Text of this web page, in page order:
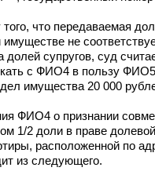
того, что передаваемая
не
долей супругов, суд
с ФИО4 в пользу
имущества 20 000
ФИО4 о признании
1/2 доли в праве долевой
расположенной по
из следующего.